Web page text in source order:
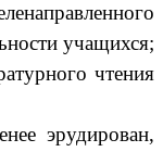
учащихся;
чтения
эрудирован,